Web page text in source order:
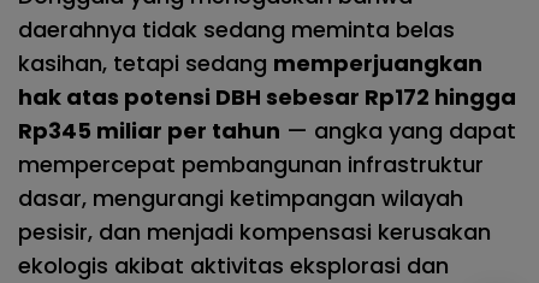
daerahnya tidak sedang meminta belas
kasihan, tetapi sedang memperjuangkan
hak atas potensi DBH sebesar Rp172 hingga
Rp345 miliar per tahun — angka yang dapat
mempercepat pembangunan infrastruktur
dasar, mengurangi ketimpangan wilayah
pesisir, dan menjadi kompensasi kerusakan
ekologis akibat aktivitas eksplorasi dan